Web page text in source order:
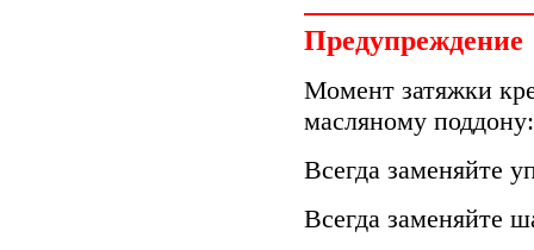
Предупреждение
Момент затяжки
масляному
Всегда заменяйте
Всегда заменяйте